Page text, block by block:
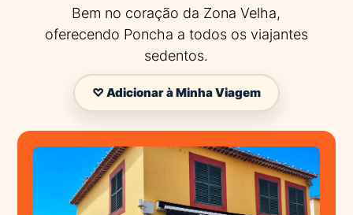
Bem no coração da Zona Velha,
oferecendo Poncha a todos os viajantes
sedentos.
♡ Adicionar à Minha Viagem